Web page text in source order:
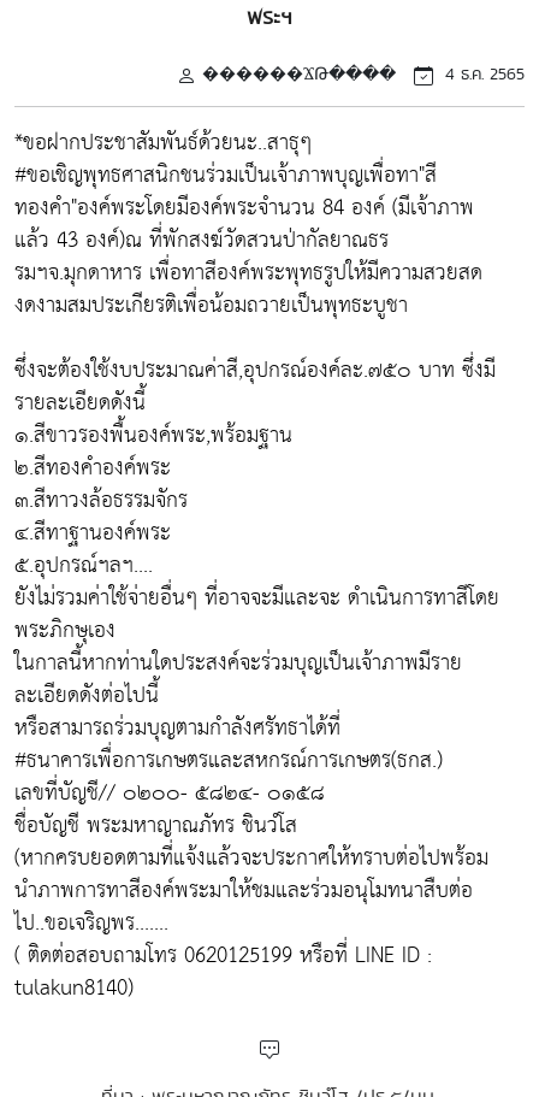
พระฯ
������ϪԹ���� 4 ธ.ค. 2565
*ขอฝากประชาสัมพันธ์ด้วยนะ..สาธุๆ
#ขอเชิญพุทธศาสนิกชนร่วมเป็นเจ้าภาพบุญเพื่อทา"สี
ทองคำ"องค์พระโดยมีองค์พระจำนวน 84 องค์ (มีเจ้าภาพ
แล้ว 43 องค์)ณ ที่พักสงฆ์วัดสวนป่ากัลยาณธร
รมฯจ.มุกดาหาร เพื่อทาสีองค์พระพุทธรูปให้มีความสวยสด
งดงามสมประเกียรติเพื่อน้อมถวายเป็นพุทธะบูชา
ซึ่งจะต้องใช้งบประมาณค่าสี,อุปกรณ์องค์ละ.๗๕๐ บาท ซึ่งมี
รายละเอียดดังนี้
๑.สีขาวรองพื้นองค์พระ,พร้อมฐาน
๒.สีทองคำองค์พระ
๓.สีทาวงล้อธรรมจักร
๔.สีทาฐานองค์พระ
๕.อุปกรณ์ฯลฯ....
ยังไม่รวมค่าใช้จ่ายอื่นๆ ที่อาจจะมีและจะ ดำเนินการทาสีโดย
พระภิกษุเอง
ในกาลนี้หากท่านใดประสงค์จะร่วมบุญเป็นเจ้าภาพมีราย
ละเอียดดังต่อไปนี้
หรือสามารถร่วมบุญตามกำลังศรัทธาได้ที่
#ธนาคารเพื่อการเกษตรและสหกรณ์การเกษตร(ธกส.)
เลขที่บัญชี// ๐๒๐๐- ๕๘๒๔- ๐๑๕๘
ชื่อบัญชี พระมหาญาณภัทร ชินวํโส
(หากครบยอดตามที่แจ้งแล้วจะประกาศให้ทราบต่อไปพร้อม
นำภาพการทาสีองค์พระมาให้ชมและร่วมอนุโมทนาสืบต่อ
ไป..ขอเจริญพร.......
( ติดต่อสอบถามโทร 0620125199 หรือที่ LINE ID :
tulakun8140)